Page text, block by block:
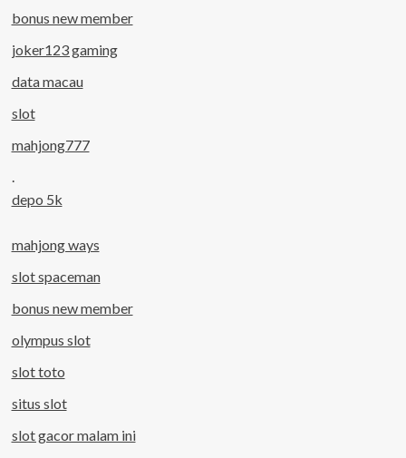
bonus new member
joker123 gaming
data macau
slot
mahjong777
.
depo 5k
mahjong ways
slot spaceman
bonus new member
olympus slot
slot toto
situs slot
slot gacor malam ini